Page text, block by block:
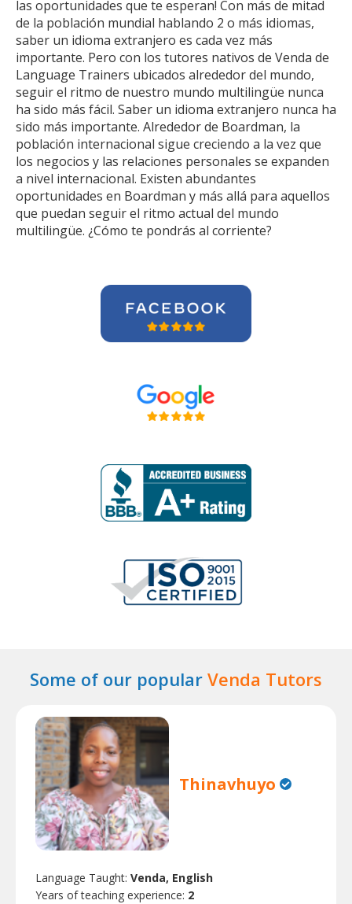
las oportunidades que te esperan! Con más de mitad
de la población mundial hablando 2 o más idiomas,
saber un idioma extranjero es cada vez más
importante. Pero con los tutores nativos de Venda de
Language Trainers ubicados alrededor del mundo,
seguir el ritmo de nuestro mundo multilingüe nunca
ha sido más fácil. Saber un idioma extranjero nunca ha
sido más importante. Alrededor de Boardman, la
población internacional sigue creciendo a la vez que
los negocios y las relaciones personales se expanden
a nivel internacional. Existen abundantes
oportunidades en Boardman y más allá para aquellos
que puedan seguir el ritmo actual del mundo
multilingüe. ¿Cómo te pondrás al corriente?
Some of our popular Venda Tutors
Thinavhuyo
Language Taught: Venda, English
Years of teaching experience: 2